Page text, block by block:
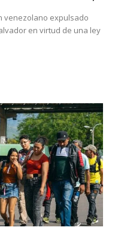
venezolano expulsado
en virtud de una ley